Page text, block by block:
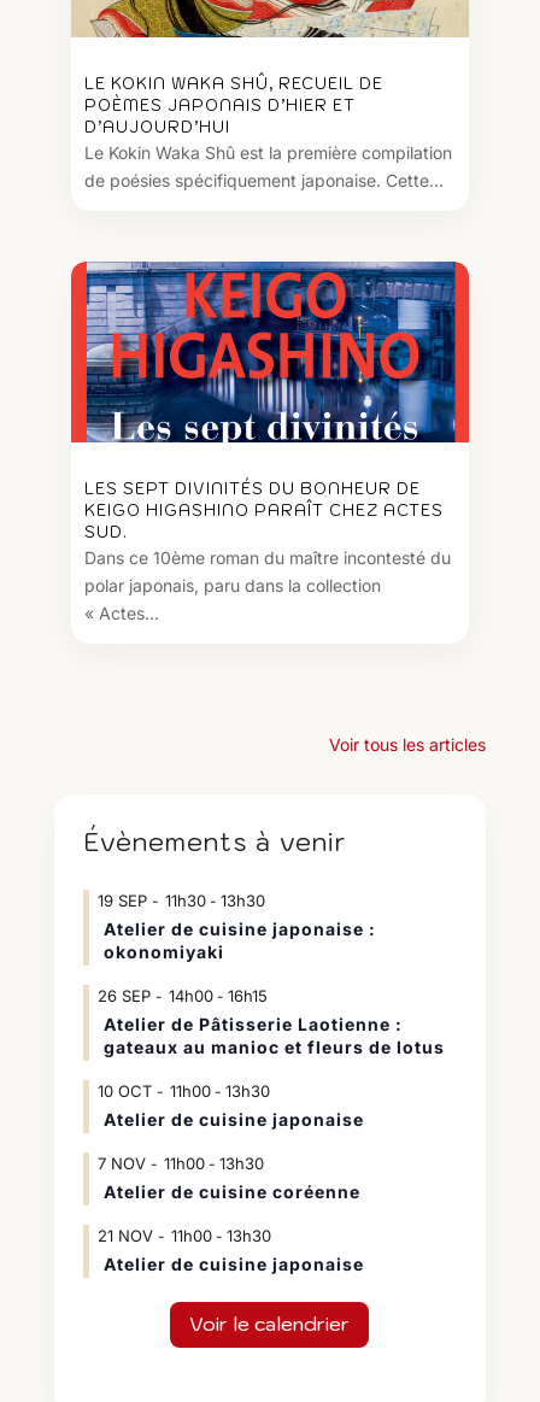
LE KOKIN WAKA SHÛ, RECUEIL DE
POÈMES JAPONAIS D’HIER ET
D’AUJOURD’HUI
Le Kokin Waka Shû est la première compilation
de poésies spécifiquement japonaise. Cette...
LES SEPT DIVINITÉS DU BONHEUR DE
KEIGO HIGASHINO PARAÎT CHEZ ACTES
SUD.
Dans ce 10ème roman du maître incontesté du
polar japonais, paru dans la collection
« Actes...
Voir tous les articles
Évènements à venir
19 SEP 11h30- 13h30
Atelier de cuisine japonaise :
okonomiyaki
26 SEP 14h00- 16h15
Atelier de Pâtisserie Laotienne :
gateaux au manioc et fleurs de lotus
10 OCT 11h00- 13h30
Atelier de cuisine japonaise
7 NOV 11h00- 13h30
Atelier de cuisine coréenne
21 NOV 11h00- 13h30
Atelier de cuisine japonaise
Voir le calendrier